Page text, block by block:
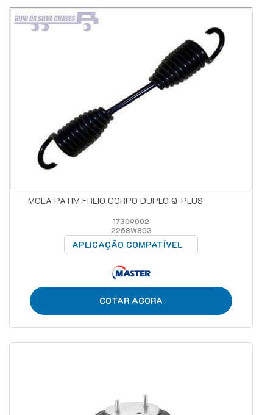
MOLA PATIM FREIO CORPO DUPLO Q-PLUS
17309002
2258W803
APLICAÇÃO COMPATÍVEL
COTAR AGORA